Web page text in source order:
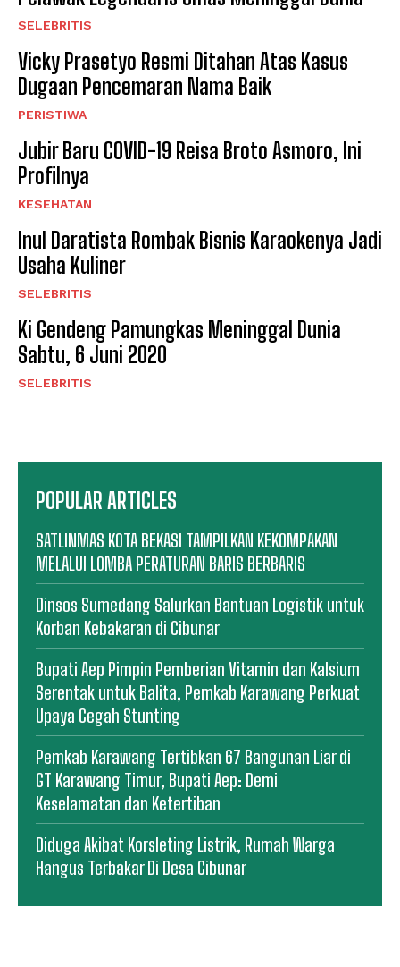
SELEBRITIS
Vicky Prasetyo Resmi Ditahan Atas Kasus
Dugaan Pencemaran Nama Baik
PERISTIWA
Jubir Baru COVID-19 Reisa Broto Asmoro, Ini
Profilnya
KESEHATAN
Inul Daratista Rombak Bisnis Karaokenya Jadi
Usaha Kuliner
SELEBRITIS
Ki Gendeng Pamungkas Meninggal Dunia
Sabtu, 6 Juni 2020
SELEBRITIS
POPULAR ARTICLES
SATLINMAS KOTA BEKASI TAMPILKAN KEKOMPAKAN
MELALUI LOMBA PERATURAN BARIS BERBARIS
Dinsos Sumedang Salurkan Bantuan Logistik untuk
Korban Kebakaran di Cibunar
Bupati Aep Pimpin Pemberian Vitamin dan Kalsium
Serentak untuk Balita, Pemkab Karawang Perkuat
Upaya Cegah Stunting
Pemkab Karawang Tertibkan 67 Bangunan Liar di
GT Karawang Timur, Bupati Aep: Demi
Keselamatan dan Ketertiban
Diduga Akibat Korsleting Listrik, Rumah Warga
Hangus Terbakar Di Desa Cibunar